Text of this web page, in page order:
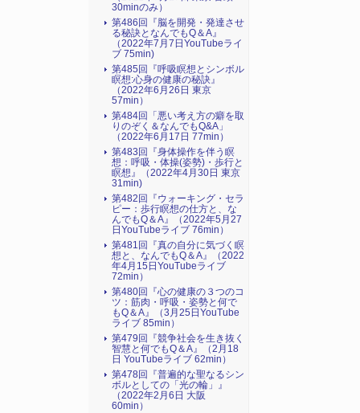
30minのみ）
第486回『脳を開発・発達させ
る秘訣となんでもQ＆A』
（2022年7月7日YouTubeライ
ブ 75min)
第485回『呼吸瞑想とシンボル
瞑想:心身の健康の秘訣』
（2022年6月26日 東京
57min）
第484回「悪い考え方の癖を取
りのぞく＆なんでもQ&A」
（2022年6月17日 77min）
第483回『身体操作を伴う瞑
想：呼吸・体操(姿勢)・歩行と
瞑想』（2022年4月30日 東京
31min)
第482回『ウォーキング・セラ
ピー：歩行瞑想の仕方と、な
んでもQ＆A』（2022年5月27
日YouTubeライブ 76min）
第481回『真の自分に気づく瞑
想と、なんでもQ＆A』（2022
年4月15日YouTubeライブ
72min）
第480回『心の健康の３つのコ
ツ：筋肉・呼吸・姿勢と何で
もQ＆A』（3月25日YouTube
ライブ 85min）
第479回『競争社会を生き抜く
智慧と何でもQ＆A』（2月18
日 YouTubeライブ 62min）
第478回『普遍的な聖なるシン
ボルとしての「光の輪」』
（2022年2月6日 大阪
60min）